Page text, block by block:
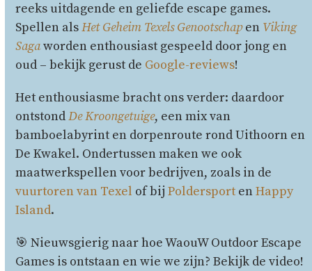
reeks uitdagende en geliefde escape games.
Spellen alsHet Geheim Texels Genootschapen Viking
Sagaworden enthousiast gespeeld door jong en
oud – bekijk gerust de Google-reviews!
Het enthousiasme bracht ons verder: daardoor
ontstondDe Kroongetuige, een mix van
bamboelabyrint en dorpenroute rond Uithoorn en
De Kwakel. Ondertussen maken we ook
maatwerkspellen voor bedrijven, zoals in de
vuurtoren van Texel of bijPoldersport enHappy
Island.
🎯 Nieuwsgierig naar hoe WaouW Outdoor Escape
Games is ontstaan en wie we zijn? Bekijk de video!